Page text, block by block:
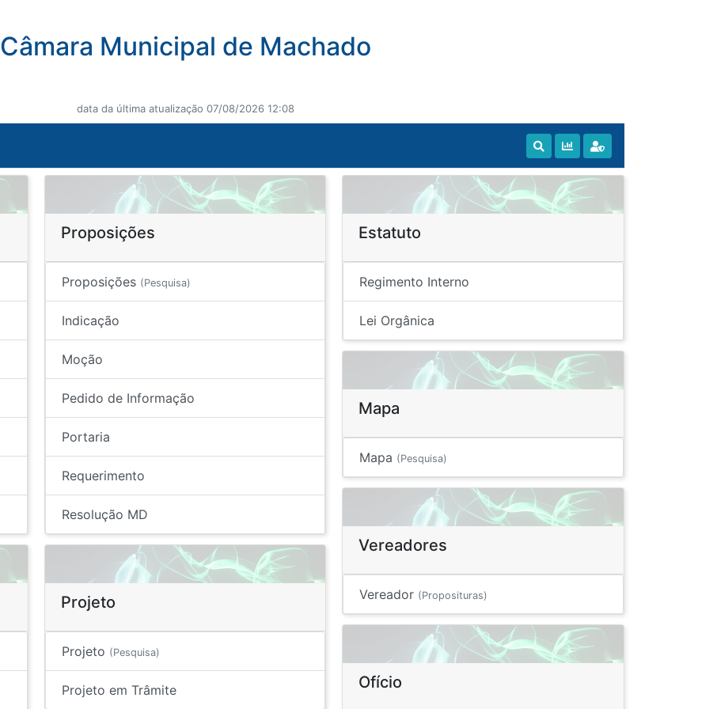
Câmara Municipal de Machado
data da última atualização 07/08/2026 12:08
Proposições
Proposições (Pesquisa)
Indicação
Moção
Pedido de Informação
Portaria
Requerimento
Resolução MD
Projeto
Projeto (Pesquisa)
Projeto em Trâmite
Estatuto
Regimento Interno
Lei Orgânica
Mapa
Mapa (Pesquisa)
Vereadores
Vereador (Proposituras)
Ofício